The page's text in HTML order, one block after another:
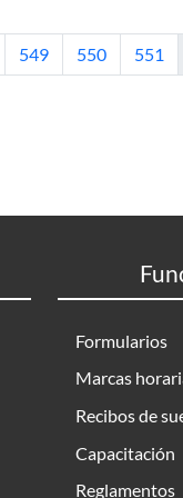
in Software
Página
549 Página
550 Página
551
Formularios
Marcas
Recibos de
Capacitación
Reglamentos